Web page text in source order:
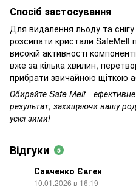
Спосіб застосування
Для видалення льоду та
розсипати кристали SafeMelt
високій активності
вже за кілька хвилин,
прибрати звичайною щіткою
Обирайте Safe Melt -
результат, захищаючи вашу
усієї зими!
Відгуки 5
Савченко Євген
10.01.2026 в 16:19